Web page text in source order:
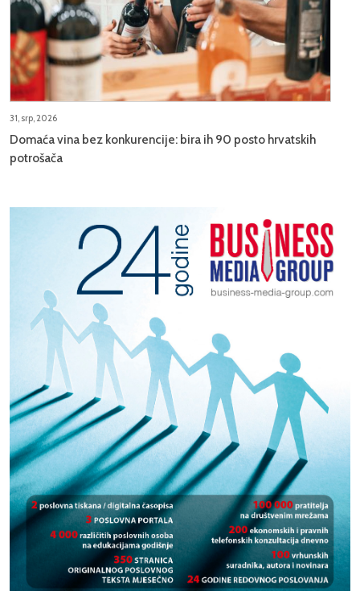
31, srp, 2026
Domaća vina bez konkurencije: bira ih 90 posto hrvatskih
potrošača